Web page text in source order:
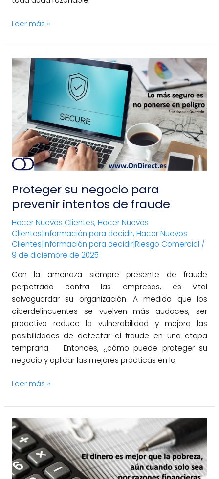
Leer más »
Proteger su negocio para
prevenir intentos de fraude
Hacer Nuevos Clientes, Hacer Nuevos
Clientes|Información para decidir, Hacer Nuevos
Clientes|Información para decidir|Riesgo Comercial /
9 de diciembre de 2025
Con la amenaza siempre presente de fraude
perpetrado contra las empresas, es vital
salvaguardar su organización. A medida que los
ciberdelincuentes se vuelven más audaces, ser
proactivo reduce la vulnerabilidad y mejora las
posibilidades de detectar el fraude en una etapa
temprana. Entonces, ¿cómo puede proteger su
negocio y aplicar las mejores prácticas en la
Proteger
su
negocio
para
prevenir
intentos
de
fraude
Leer más »
¿Por
qué
realizar
un
análisis